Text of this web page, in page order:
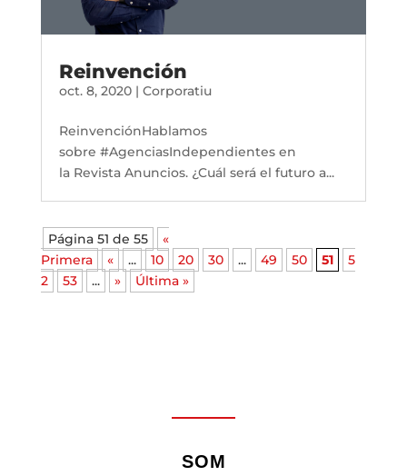
Reinvención
oct. 8, 2020| Corporatiu
ReinvenciónHablamos
sobre #AgenciasIndependientes en
la Revista Anuncios. ¿Cuál será el futuro a...
Página 51 de 55
«
Primera
« ... 10 20 30 ... 49 50 51
5
2
53 ... » Última »
SOM